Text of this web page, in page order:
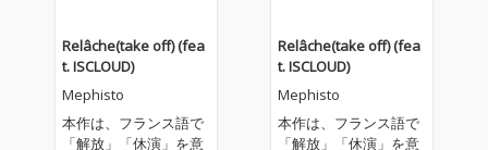
Relâche(take off) (fea
t. ISCLOUD)
Mephisto
本作は、フランス語で
「解放」「休演」を意
Relâche(take off) (fea
t. ISCLOUD)
Mephisto
本作は、フランス語で
「解放」「休演」を意